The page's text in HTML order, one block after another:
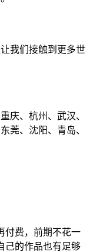
我们接触到更多世
庆、杭州、武汉、
莞、沈阳、青岛、
付费，前期不花一
己的作品也有足够